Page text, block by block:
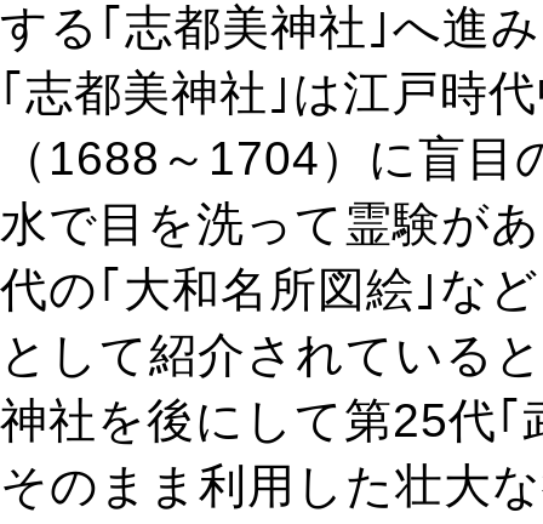
する｢志都美神社｣へ進
｢志都美神社｣は江戸時
（1688～1704）に盲
水で目を洗って霊験が
代の｢大和名所図絵｣な
として紹介されている
神社を後にして第25代｢
そのまま利用した壮大